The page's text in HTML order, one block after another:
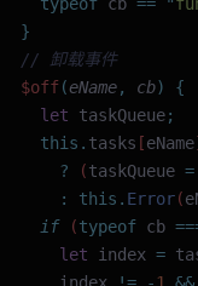
  }
  // 卸载事件
  $off
(eName, cb)
{
    let
taskQueue;
    this.
tasks [eName
      ?
(taskQueue =
      :
this. Error(
    if
(typeof cb
      let
index =